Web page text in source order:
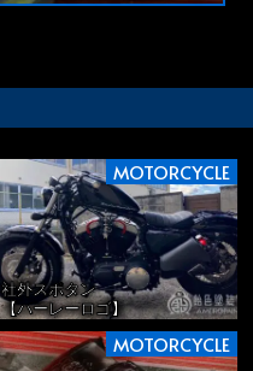
MOTORCYCLE
社外スポタン
【ハーレーロゴ】
MOTORCYCLE